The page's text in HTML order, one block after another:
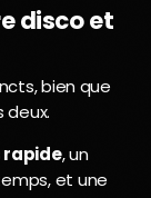
disco et
bien que
rapide, un
et une